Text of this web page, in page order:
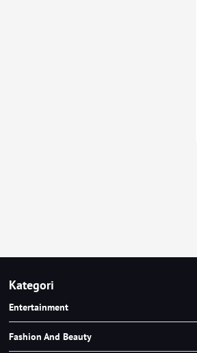
Kategori
Entertainment
Fashion And Beauty